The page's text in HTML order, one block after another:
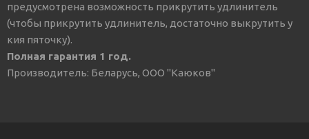
предусмотрена возможность прикрутить удлинитель
(чтобы прикрутить удлинитель, достаточно выкрутить у
кия пяточку).
Полная гарантия 1 год.
Производитель: Беларусь, ООО "Каюков"